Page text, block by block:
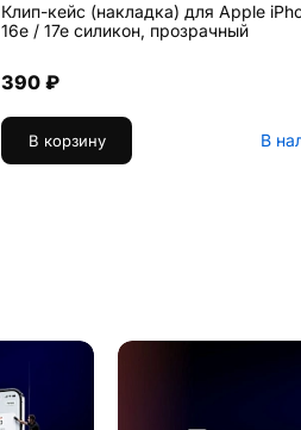
Клип-кейс (накладка) для Apple
16e / 17e силикон, прозрачный
390 ₽
В корзину В